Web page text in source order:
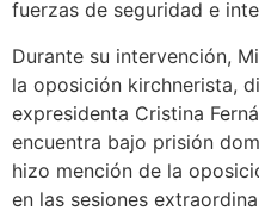
fuerzas de seguridad e
Durante su intervención,
la oposición kirchnerista,
expresidenta Cristina
encuentra bajo prisión
hizo mención de la
en las sesiones